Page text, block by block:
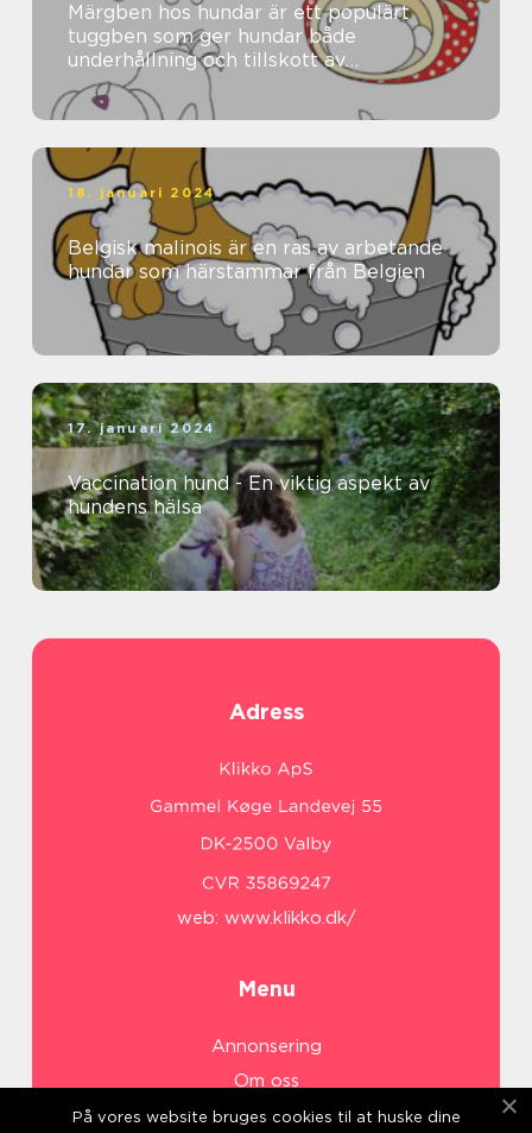
Märgben hos hundar är ett populärt
tuggben som ger hundar både
underhållning och tillskott av
näringsämnen
18. januari 2024
Belgisk malinois är en ras av arbetande
hundar som härstammar från Belgien
17. januari 2024
Vaccination hund - En viktig aspekt av
hundens hälsa
Adress
web: www.klikko.dk/
Menu
Annonsering
Om oss
Cookies
På vores website bruges cookies til at huske dine